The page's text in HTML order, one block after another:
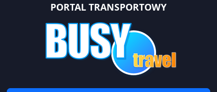
PORTAL TRANSPORTOWY